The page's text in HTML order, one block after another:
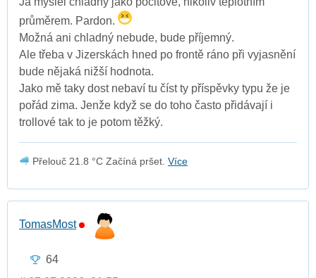
průměrem. Pardon.
Možná ani chladný nebude, bude příjemný.
Ale třeba v Jizerskách hned po frontě ráno při vyjasnění
bude nějaká nižší hodnota.
Jako mě taky dost nebaví tu číst ty příspěvky typu že je
pořád zima. Jenže když se do toho často přidávají i
trollové tak to je potom těžký.
Přelouč 21.8 °C Začíná pršet. Více
TomasMost
64